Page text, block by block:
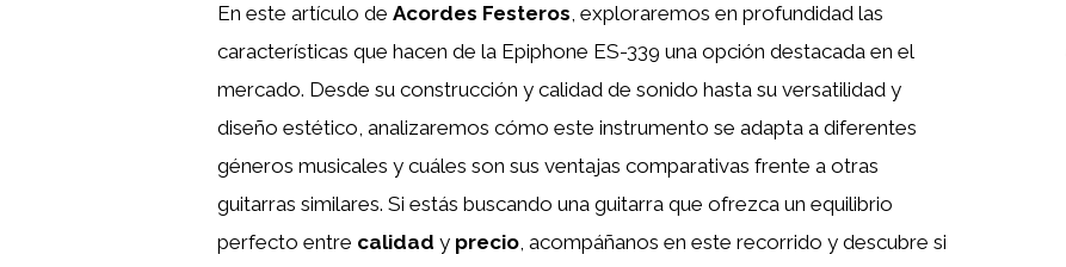
En este artículo de Acordes Festeros, exploraremos en profundidad las
características que hacen de la Epiphone ES-339 una opción destacada en el
mercado. Desde su construcción y calidad de sonido hasta su versatilidad y
diseño estético, analizaremos cómo este instrumento se adapta a diferentes
géneros musicales y cuáles son sus ventajas comparativas frente a otras
guitarras similares. Si estás buscando una guitarra que ofrezca un equilibrio
perfecto entre calidad y precio, acompáñanos en este recorrido y descubre si